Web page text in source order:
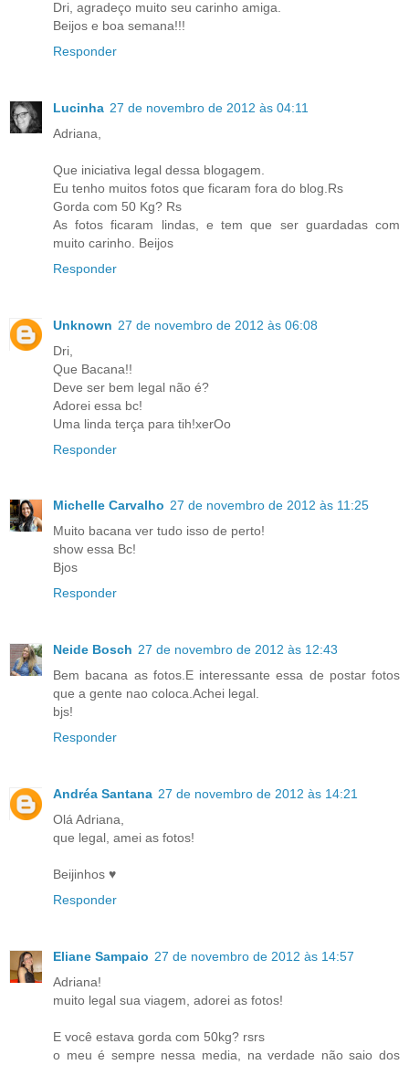
Dri, agradeço muito seu carinho amiga.
Beijos e boa semana!!!
Responder
Lucinha 27 de novembro de 2012 às 04:11
Adriana,
Que iniciativa legal dessa blogagem.
Eu tenho muitos fotos que ficaram fora do blog.Rs
Gorda com 50 Kg? Rs
As fotos ficaram lindas, e tem que ser guardadas com
muito carinho. Beijos
Responder
Unknown 27 de novembro de 2012 às 06:08
Dri,
Que Bacana!!
Deve ser bem legal não é?
Adorei essa bc!
Uma linda terça para tih!xerOo
Responder
Michelle Carvalho 27 de novembro de 2012 às 11:25
Muito bacana ver tudo isso de perto!
show essa Bc!
Bjos
Responder
Neide Bosch 27 de novembro de 2012 às 12:43
Bem bacana as fotos.E interessante essa de postar fotos
que a gente nao coloca.Achei legal.
bjs!
Responder
Andréa Santana 27 de novembro de 2012 às 14:21
Olá Adriana,
que legal, amei as fotos!
Beijinhos ♥
Responder
Eliane Sampaio 27 de novembro de 2012 às 14:57
Adriana!
muito legal sua viagem, adorei as fotos!
E você estava gorda com 50kg? rsrs
o meu é sempre nessa media, na verdade não saio dos